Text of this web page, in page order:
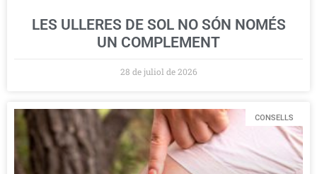
LES ULLERES DE SOL NO SÓN NOMÉS
UN COMPLEMENT
28 de juliol de 2026
CONSELLS